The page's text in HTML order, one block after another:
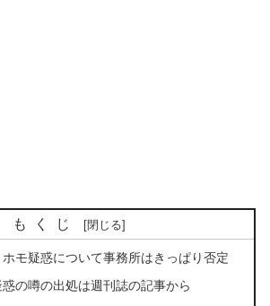
もくじ
モ疑惑について事務所はきっぱり否定
の噂の出処は週刊誌の記事から